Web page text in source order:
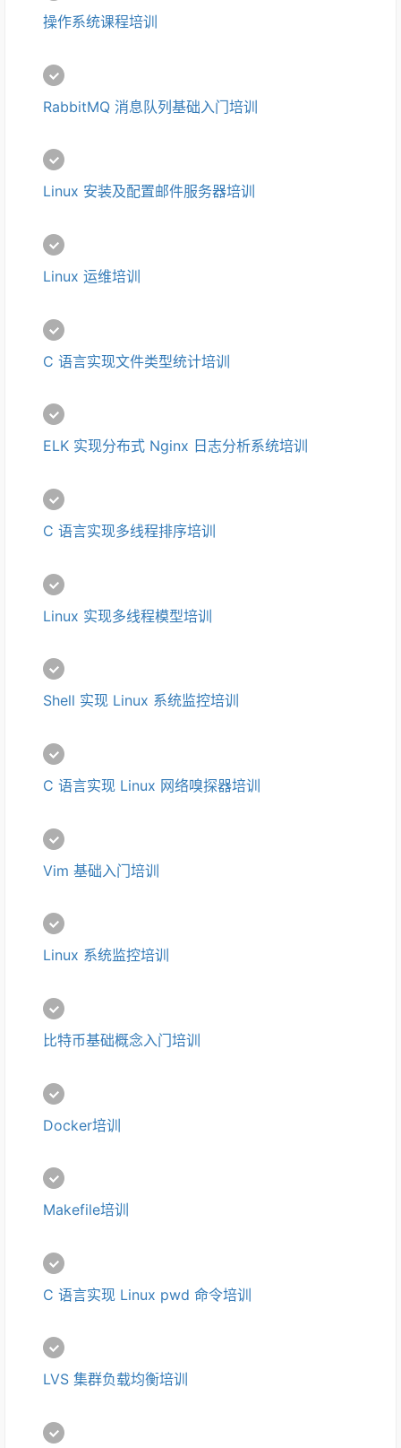
操作系统课程培训
RabbitMQ 消息队列基础入门培训
Linux 安装及配置邮件服务器培训
Linux 运维培训
C 语言实现文件类型统计培训
ELK 实现分布式 Nginx 日志分析系统培训
C 语言实现多线程排序培训
Linux 实现多线程模型培训
Shell 实现 Linux 系统监控培训
C 语言实现 Linux 网络嗅探器培训
Vim 基础入门培训
Linux 系统监控培训
比特币基础概念入门培训
Docker培训
Makefile培训
C 语言实现 Linux pwd 命令培训
LVS 集群负载均衡培训